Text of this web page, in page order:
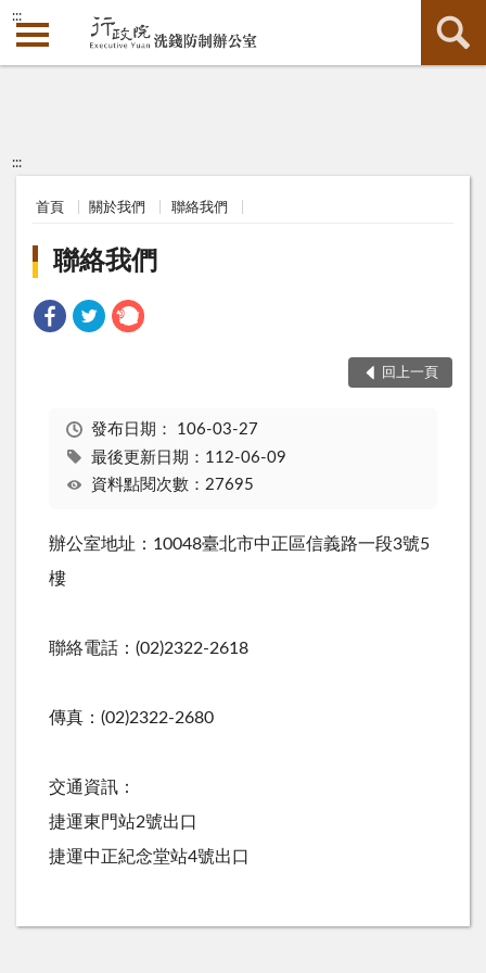
:::
:::
首頁 關於我們 聯絡我們
聯絡我們
回上一頁
發布日期： 106-03-27
最後更新日期：112-06-09
資料點閱次數：27695
辦公室地址：10048臺北市中正區信義路一段3號5
樓
聯絡電話：(02)2322-2618
傳真：(02)2322-2680
交通資訊：
捷運東門站2號出口
捷運中正紀念堂站4號出口